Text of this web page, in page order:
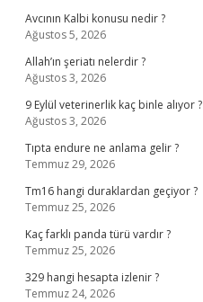
Avcının Kalbi konusu nedir ?
Ağustos 5, 2026
Allah’ın şeriatı nelerdir ?
Ağustos 3, 2026
9 Eylül veterinerlik kaç binle alıyor ?
Ağustos 3, 2026
Tıpta endure ne anlama gelir ?
Temmuz 29, 2026
Tm16 hangi duraklardan geçiyor ?
Temmuz 25, 2026
Kaç farklı panda türü vardır ?
Temmuz 25, 2026
329 hangi hesapta izlenir ?
Temmuz 24, 2026